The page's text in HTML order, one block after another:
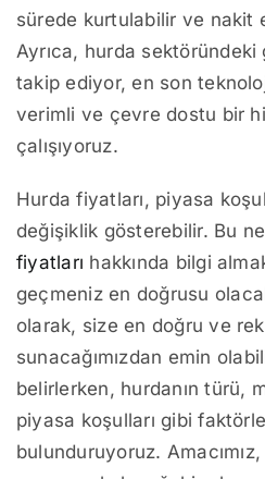
sürede kurtulabilir ve nakit
Ayrıca, hurda sektöründeki
takip ediyor, en son
verimli ve çevre dostu bir
çalışıyoruz.
Hurda fiyatları, piyasa
değişiklik gösterebilir. Bu
fiyatları hakkında bilgi
geçmeniz en doğrusu
olarak, size en doğru ve
sunacağımızdan emin
belirlerken, hurdanın türü,
piyasa koşulları gibi
bulunduruyoruz.